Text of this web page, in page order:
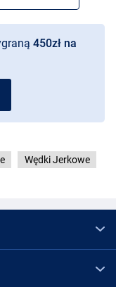
450zł na
Wędki Jerkowe